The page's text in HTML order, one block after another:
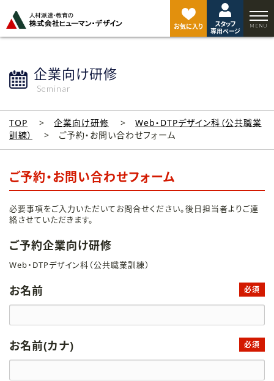
お気に入り
スタッフ
専用ページ
企業向け研修
Seminar
TOP 企業向け研修
Web・DTPデザイン科（公共職業
訓練）
ご予約・お問い合わせフォーム
ご予約・お問い合わせフォーム
必要事項をご入力いただいてお問合せください。後日担当者よりご連
絡させていただきます。
ご予約企業向け研修
Web・DTPデザイン科（公共職業訓練）
お名前 必須
お名前(カナ) 必須
ジ
ト